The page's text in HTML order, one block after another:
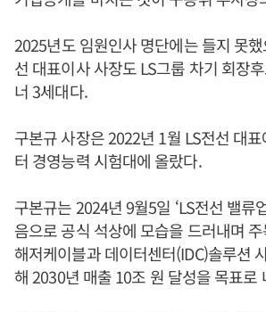
2025년도 임원인사 명단에는 들지 못
선 대표이사 사장도 LS그룹 차기 회장
너 3세대다.
구본규 사장은 2022년 1월 LS전선 대
터 경영능력 시험대에 올랐다.
구본규는 2024년 9월5일 ‘LS전선 밸류
음으로 공식 석상에 모습을 드러내며
해저케이블과 데이터센터(IDC)솔루션
해 2030년 매출 10조 원 달성을 목표로